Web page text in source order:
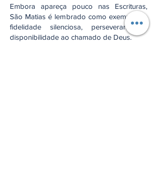
Embora apareça pouco nas Escrituras,
São Matias é lembrado como exemplo de
fidelidade silenciosa, perseverança e
disponibilidade ao chamado de Deus.